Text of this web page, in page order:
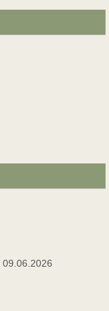
09.06.2026